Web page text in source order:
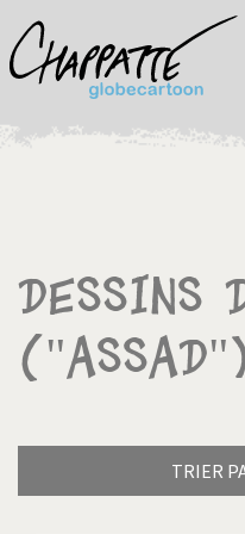
Dessins
TRIER